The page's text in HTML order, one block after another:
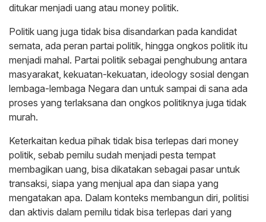
ditukar menjadi uang atau money politik.
Politik uang juga tidak bisa disandarkan pada kandidat
semata, ada peran partai politik, hingga ongkos politik itu
menjadi mahal. Partai politik sebagai penghubung antara
masyarakat, kekuatan-kekuatan, ideology sosial dengan
lembaga-lembaga Negara dan untuk sampai di sana ada
proses yang terlaksana dan ongkos politiknya juga tidak
murah.
Keterkaitan kedua pihak tidak bisa terlepas dari money
politik, sebab pemilu sudah menjadi pesta tempat
membagikan uang, bisa dikatakan sebagai pasar untuk
transaksi, siapa yang menjual apa dan siapa yang
mengatakan apa. Dalam konteks membangun diri, politisi
dan aktivis dalam pemilu tidak bisa terlepas dari yang